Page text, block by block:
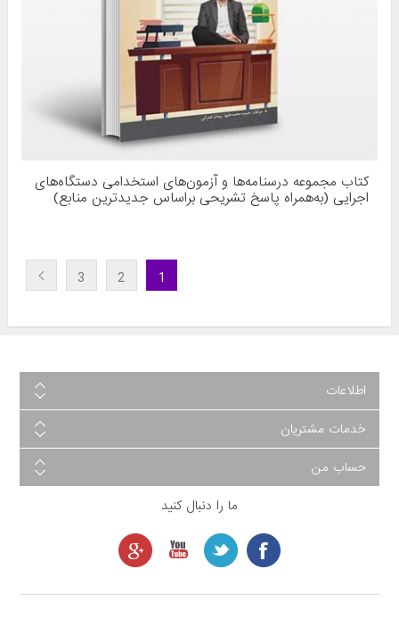
کتاب مجموعه درسنامه‌ها و آزمون‌های استخدامی دستگاه‌های
اجرایی (به‌همراه پاسخ تشریحی براساس جدیدترین منابع)
1
2
3
اطلاعات
خدمات مشتریان
حساب من
ما را دنبال کنید